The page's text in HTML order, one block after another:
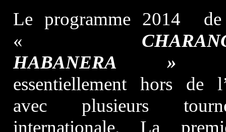
Le programme 2014
«
HABANERA »
essentiellement hors de
avec plusieurs
internationale. La